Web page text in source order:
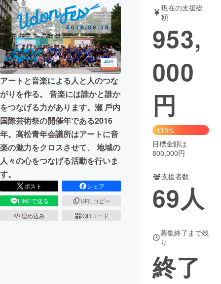
アート・写真 音楽
テクノロジー・ガジェット ゲーム・サ
映像・映画
ビジネス・起業
まちづくり・地域活性化
CAMPFIRE for Social Good CAMPFIRE Creation
CAMPFIREふるさと納税machi-ya コミュニティ
アートと音楽による人と人のつな
がりを作る。 音楽には誰かと誰か
をつなげる⼒があります。瀬 ⼾内
国際芸術祭の開催年である2016
年。⾼松⻘年会議所はアートに音
楽の魅⼒をクロスさせて、 地域の
人々の⼼をつなげる活動を⾏いま
す。
ポスト
シェア
LINEで送る
URLコピー
埋め込み
QRコード
現在の支援総
額
953,
000
円
119%
目標金額は
800,000円
支援者数
69人
募集終了まで残
り
終了